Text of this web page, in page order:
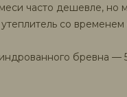
часто дешевле, но
со
бревна —